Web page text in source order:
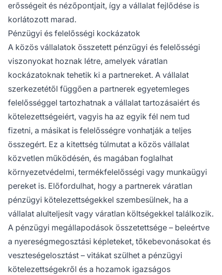
erősségeit és nézőpontjait, így a vállalat fejlődése is
korlátozott marad.
Pénzügyi és felelősségi kockázatok
A közös vállalatok összetett pénzügyi és felelősségi
viszonyokat hoznak létre, amelyek váratlan
kockázatoknak tehetik ki a partnereket. A vállalat
szerkezetétől függően a partnerek egyetemleges
felelősséggel tartozhatnak a vállalat tartozásaiért és
kötelezettségeiért, vagyis ha az egyik fél nem tud
fizetni, a másikat is felelősségre vonhatják a teljes
összegért. Ez a kitettség túlmutat a közös vállalat
közvetlen működésén, és magában foglalhat
környezetvédelmi, termékfelelősségi vagy munkaügyi
pereket is. Előfordulhat, hogy a partnerek váratlan
pénzügyi kötelezettségekkel szembesülnek, ha a
vállalat alulteljesít vagy váratlan költségekkel találkozik.
A pénzügyi megállapodások összetettsége – beleértve
a nyereségmegosztási képleteket, tőkebevonásokat és
veszteségelosztást – vitákat szülhet a pénzügyi
kötelezettségekről és a hozamok igazságos